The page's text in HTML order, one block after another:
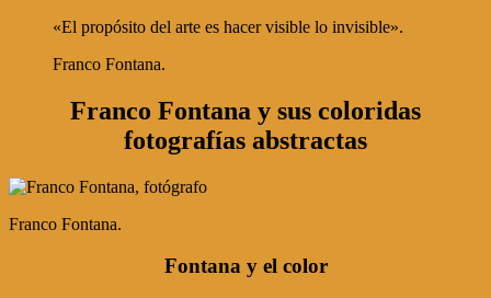
«El propósito del arte es hacer visible lo invisible».
Franco Fontana.
Franco Fontana y sus coloridas
fotografías abstractas
Franco Fontana.
Fontana y el color